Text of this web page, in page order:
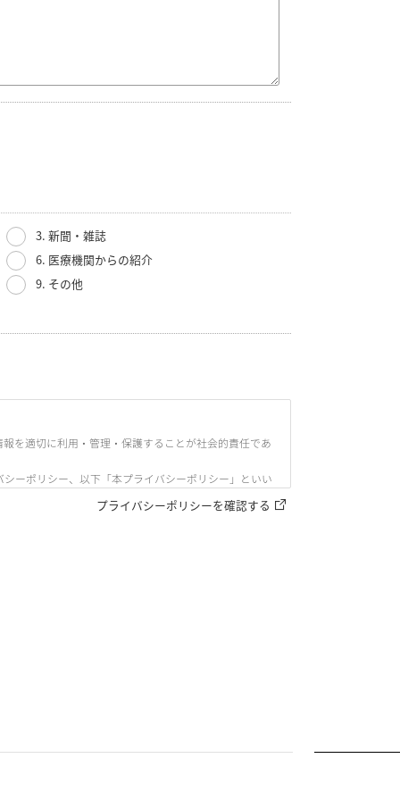
3. 新聞・雑誌
6. 医療機関からの紹介
9. その他
を適切に利用・管理・保護することが社会的責任であ
ーポリシー、以下「本プライバシーポリシー」といい
プライバシーポリシーを確認する